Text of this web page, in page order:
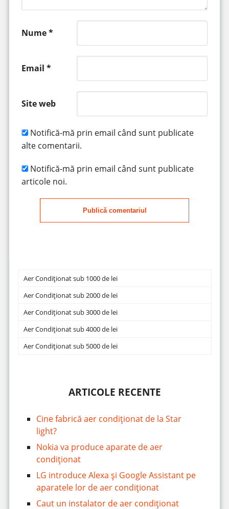
Nume*
Email *
Site web
Notifică-mă prin email când sunt publicate
alte comentarii.
Notifică-mă prin email când sunt publicate
articole noi.
Publică comentariul
Aer Condiționat sub 1000 de lei
Aer Condiționat sub 2000 de lei
Aer Condiționat sub 3000 de lei
Aer Condiționat sub 4000 de lei
Aer Condiționat sub 5000 de lei
ARTICOLE RECENTE
Cine fabrică aer condiționat de la Star
light?
Nokia va produce aparate de aer
condiționat
LG introduce Alexa și Google Assistant pe
aparatele lor de aer condiționat
Caut un instalator de aer condiționat